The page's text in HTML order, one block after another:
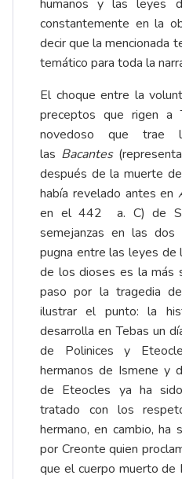
humanos y las leyes
constantemente en la
decir que la mencionada
temático para toda la
El choque entre la
preceptos que rigen a
novedoso que trae
las Bacantes
después de la muerte
había revelado antes en
en el 442 a. C) de
semejanzas en las
pugna entre las leyes de
de los dioses es la más
paso por la tragedia
ilustrar el punto: la
desarrolla en Tebas un
de Polinices y
hermanos de Ismene y
de Eteocles ya ha
tratado con los
hermano, en cambio, ha
por Creonte quien
que el cuerpo muerto de